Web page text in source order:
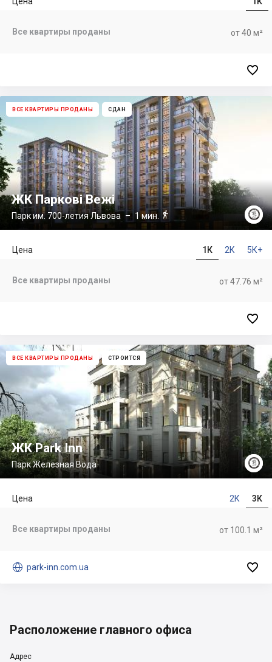
от 40 м²
Все квартиры проданы

ВСЕ КВАРТИРЫ ПРОДАНЫ СДАН
ЖК Паркові Вежі
Парк им. 700-летия Львова – 1 мин. 
1К 2К 5К+
Цена
от 47.76 м²
Все квартиры проданы

ВСЕ КВАРТИРЫ ПРОДАНЫ СТРОИТСЯ
ЖК Park Inn
Парк Железная Вода
2К 3К
Цена
от 100.1 м²
Все квартиры проданы
 park-inn.com.ua 
Расположение главного офиса
Адрес